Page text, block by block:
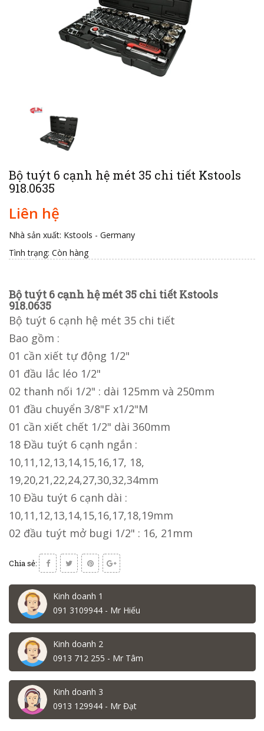
Bộ tuýt 6 cạnh hệ mét 35 chi tiết Kstools
918.0635
Liên hệ
Nhà sản xuất: Kstools - Germany
Tình trạng: Còn hàng
Bộ tuýt 6 cạnh hệ mét 35 chi tiết Kstools
918.0635
Bộ tuýt 6 cạnh hệ mét 35 chi tiết
Bao gồm :
01 cần xiết tự động 1/2"
01 đầu lắc léo 1/2"
02 thanh nối 1/2" : dài 125mm và 250mm
01 đầu chuyển 3/8"F x1/2"M
01 cần xiết chết 1/2" dài 360mm
18 Đầu tuýt 6 cạnh ngắn :
10,11,12,13,14,15,16,17, 18,
19,20,21,22,24,27,30,32,34mm
10 Đầu tuýt 6 cạnh dài :
10,11,12,13,14,15,16,17,18,19mm
02 đầu tuýt mở bugi 1/2" : 16, 21mm
Chia sẻ:
Kinh doanh 1
091 3109944 - Mr Hiếu
Kinh doanh 2
0913 712 255 - Mr Tâm
Kinh doanh 3
0913 129944 - Mr Đạt